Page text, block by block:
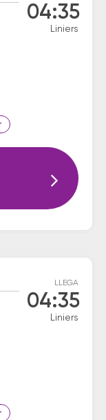
04:35
Liniers
LLEGA
04:35
Liniers